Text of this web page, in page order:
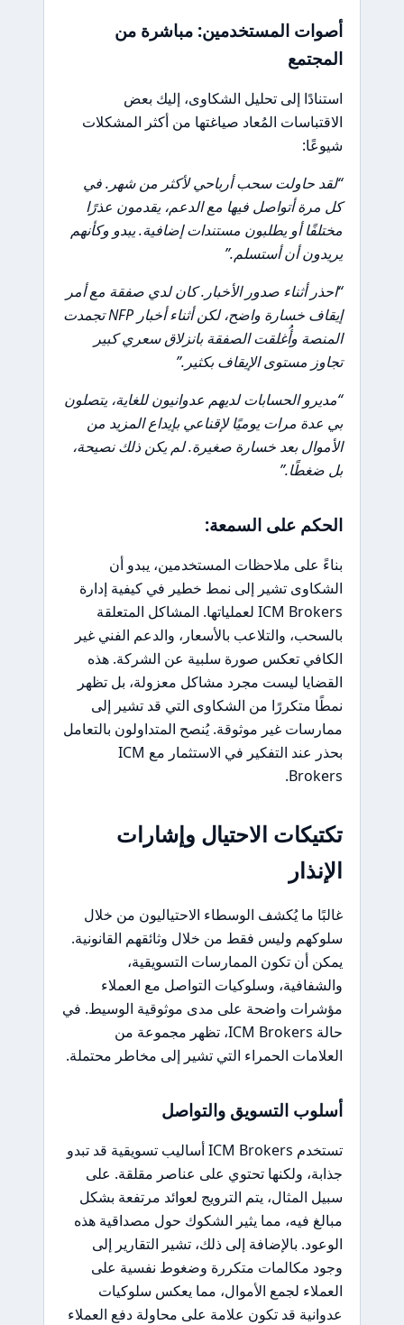
أصوات المستخدمين: مباشرة من
المجتمع
استنادًا إلى تحليل الشكاوى، إليك بعض
الاقتباسات المُعاد صياغتها من أكثر المشكلات
شيوعًا:
“لقد حاولت سحب أرباحي لأكثر من شهر. في
كل مرة أتواصل فيها مع الدعم، يقدمون عذرًا
مختلفًا أو يطلبون مستندات إضافية. يبدو وكأنهم
يريدون أن أستسلم.”
“احذر أثناء صدور الأخبار. كان لدي صفقة مع أمر
إيقاف خسارة واضح، لكن أثناء أخبار NFP تجمدت
المنصة وأُغلقت الصفقة بانزلاق سعري كبير
تجاوز مستوى الإيقاف بكثير.”
“مديرو الحسابات لديهم عدوانيون للغاية، يتصلون
بي عدة مرات يوميًا لإقناعي بإيداع المزيد من
الأموال بعد خسارة صغيرة. لم يكن ذلك نصيحة،
بل ضغطًا.”
الحكم على السمعة:
بناءً على ملاحظات المستخدمين، يبدو أن
الشكاوى تشير إلى نمط خطير في كيفية إدارة
ICM Brokers لعملياتها. المشاكل المتعلقة
بالسحب، والتلاعب بالأسعار، والدعم الفني غير
الكافي تعكس صورة سلبية عن الشركة. هذه
القضايا ليست مجرد مشاكل معزولة، بل تظهر
نمطًا متكررًا من الشكاوى التي قد تشير إلى
ممارسات غير موثوقة. يُنصح المتداولون بالتعامل
بحذر عند التفكير في الاستثمار مع ICM
Brokers.
تكتيكات الاحتيال وإشارات
الإنذار
غالبًا ما يُكشف الوسطاء الاحتياليون من خلال
سلوكهم وليس فقط من خلال وثائقهم القانونية.
يمكن أن تكون الممارسات التسويقية،
والشفافية، وسلوكيات التواصل مع العملاء
مؤشرات واضحة على مدى موثوقية الوسيط. في
حالة ICM Brokers، تظهر مجموعة من
العلامات الحمراء التي تشير إلى مخاطر محتملة.
أسلوب التسويق والتواصل
تستخدم ICM Brokers أساليب تسويقية قد تبدو
جذابة، ولكنها تحتوي على عناصر مقلقة. على
سبيل المثال، يتم الترويج لعوائد مرتفعة بشكل
مبالغ فيه، مما يثير الشكوك حول مصداقية هذه
الوعود. بالإضافة إلى ذلك، تشير التقارير إلى
وجود مكالمات متكررة وضغوط نفسية على
العملاء لجمع الأموال، مما يعكس سلوكيات
عدوانية قد تكون علامة على محاولة دفع العملاء